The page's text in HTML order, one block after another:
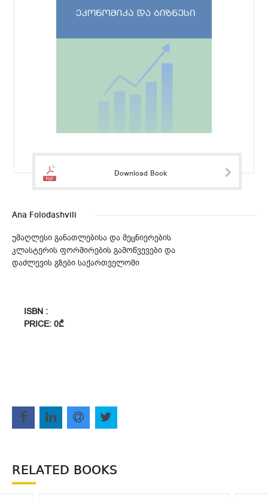
Download Book
Ana Folodashvili
უმაღლესი განათლებისა და მეცნიერების
კლასტერის ფორმირების გამოწვევები და
დაძლევის გზები საქართველოში
ISBN :
PRICE: 0₾
RELATED BOOKS